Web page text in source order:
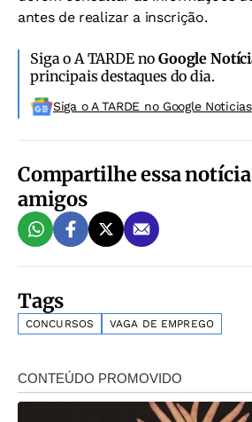
antes de realizar a inscrição.
Siga o A TARDE noGoogle
principais destaques do dia.
Siga o A TARDE no Google Noticias
Compartilhe essa
amigos
Tags
CONCURSOS VAGA DE EMPREGO